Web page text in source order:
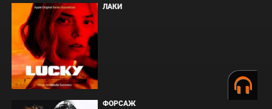
ЛАКИ
ФОРСАЖ